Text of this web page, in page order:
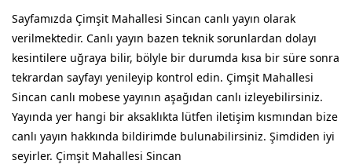
Sayfamızda Çimşit Mahallesi Sincan canlı yayın olarak
verilmektedir. Canlı yayın bazen teknik sorunlardan dolayı
kesintilere uğraya bilir, bölyle bir durumda kısa bir süre sonra
tekrardan sayfayı yenileyip kontrol edin. Çimşit Mahallesi
Sincan canlı mobese yayının aşağıdan canlı izleyebilirsiniz.
Yayında yer hangi bir aksaklıkta lütfen iletişim kısmından bize
canlı yayın hakkında bildirimde bulunabilirsiniz. Şimdiden iyi
seyirler. Çimşit Mahallesi Sincan